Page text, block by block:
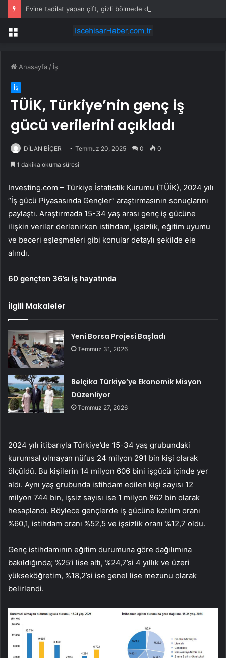
Menü
Anasayfa / İş
İş
TÜİK, Türkiye’nin genç iş
gücü verilerini açıkladı
DİLAN BİÇER Temmuz 20, 2025 0 0
1 dakika okuma süresi
Investing.com – Türkiye İstatistik Kurumu (TÜİK), 2024 yılı
“İş gücü Piyasasında Gençler” araştırmasının sonuçlarını
paylaştı. Araştırmada 15-34 yaş arası genç iş gücüne
ilişkin veriler derlenirken istihdam, işsizlik, eğitim uyumu
ve beceri eşleşmeleri gibi konular detaylı şekilde ele
alındı.
60 gençten 36’sı iş hayatında
İlgili Makaleler
Yeni Borsa Projesi Başladı
Temmuz 31, 2026
Belçika Türkiye’ye Ekonomik Misyon
Düzenliyor
Temmuz 27, 2026
2024 yılı itibarıyla Türkiye’de 15-34 yaş grubundaki
kurumsal olmayan nüfus 24 milyon 291 bin kişi olarak
ölçüldü. Bu kişilerin 14 milyon 606 bini işgücü içinde yer
aldı. Aynı yaş grubunda istihdam edilen kişi sayısı 12
milyon 744 bin, işsiz sayısı ise 1 milyon 862 bin olarak
hesaplandı. Böylece gençlerde iş gücüne katılım oranı
%60,1, istihdam oranı %52,5 ve işsizlik oranı %12,7 oldu.
Genç istihdamının eğitim durumuna göre dağılımına
bakıldığında; %25’i lise altı, %24,7’si 4 yıllık ve üzeri
yükseköğretim, %18,2’si ise genel lise mezunu olarak
belirlendi.